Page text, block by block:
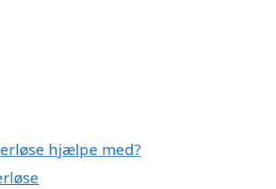
hjælpe med?